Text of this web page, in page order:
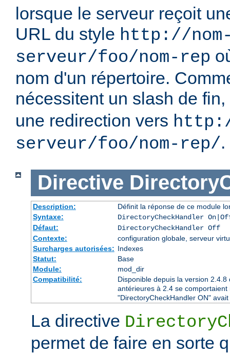
lorsque le serveur reçoit
URL du style http://
serveur/foo/nom-rep
nom d'un répertoire.
nécessitent un slash de fin,
une redirection vers
serveur/foo/nom-rep/.
Directive
Description:
Définit la réponse de ce module
Syntaxe:
DirectoryCheckHandler
Défaut:
DirectoryCheckHandler Off
Contexte:
configuration globale, serveur
Surcharges autorisées: Indexes
Statut:
Base
Module:
mod_dir
Compatibilité:
Disponible depuis la version
antérieures à 2.4 se
"DirectoryCheckHandler ON"
La directive
permet de faire en sorte